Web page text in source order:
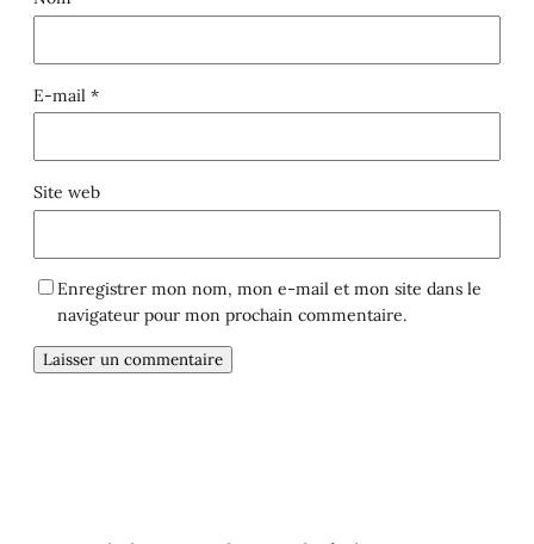
E-mail *
Site web
Enregistrer mon nom, mon e-mail et mon site dans le
navigateur pour mon prochain commentaire.